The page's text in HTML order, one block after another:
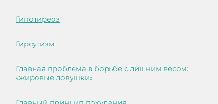
Гипотиреоз
Гирсутизм
Главная проблема в борьбе с лишним весом:
«жировые ловушки»